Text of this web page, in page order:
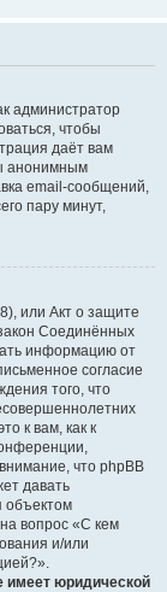
администратор
чтобы
даёт вам
анонимным
email-сообщений,
пару минут,
или Акт о защите
Соединённых
информацию от
согласие
того, что
к вам, как к
что phpBB
давать
объектом
вопрос «С кем
и/или
имеет юридической